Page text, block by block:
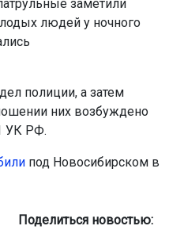
заметили
людей у ночного
полиции, а затем
них возбуждено
УК РФ.
под Новосибирском в
Поделиться новостью: